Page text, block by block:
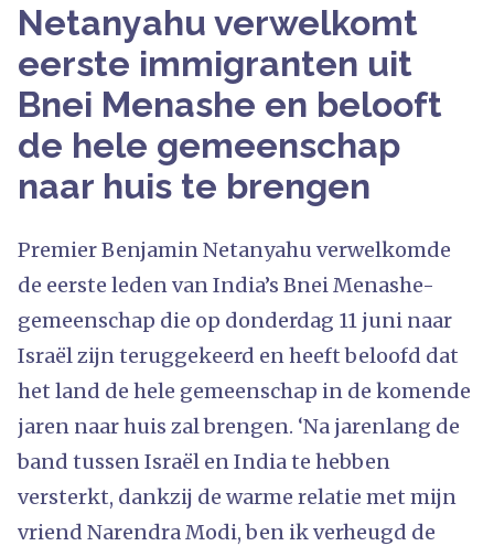
Netanyahu verwelkomt
eerste immigranten uit
Bnei Menashe en belooft
de hele gemeenschap
naar huis te brengen
Premier Benjamin Netanyahu verwelkomde
de eerste leden van India’s Bnei Menashe-
gemeenschap die op donderdag 11 juni naar
Israël zijn teruggekeerd en heeft beloofd dat
het land de hele gemeenschap in de komende
jaren naar huis zal brengen. ‘Na jarenlang de
band tussen Israël en India te hebben
versterkt, dankzij de warme relatie met mijn
vriend Narendra Modi, ben ik verheugd de